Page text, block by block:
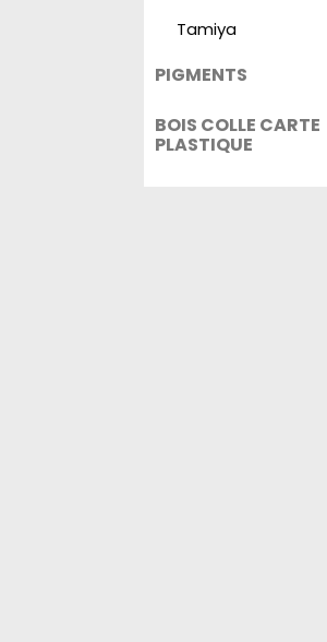
Tamiya
PIGMENTS
BOIS COLLE CARTE
PLASTIQUE